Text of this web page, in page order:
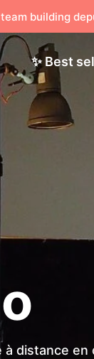
team building
✨ Best
à distance en